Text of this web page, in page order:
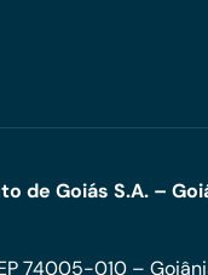
de Goiás S.A. –
74005-010 –